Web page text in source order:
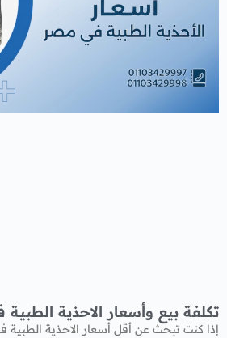
تكلفة بيع وأسعار الاحذية
إذا كنت تبحث عن أقل أسعار الاحذية